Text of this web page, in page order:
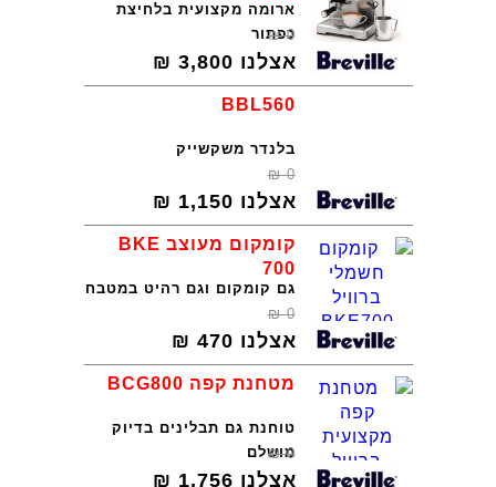
ארומה מקצועית בלחיצת
כפתור
0
₪
אצלנו 3,800
₪
BBL560
בלנדר משקשייק
0
₪
אצלנו 1,150
₪
קומקום מעוצב BKE
700
גם קומקום וגם רהיט במטבח
0
₪
אצלנו 470
₪
מטחנת קפה BCG800
טוחנת גם תבלינים בדיוק
מושלם
0
₪
אצלנו 1,756
₪